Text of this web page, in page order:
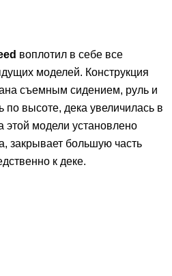
воплотил в себе все
моделей. Конструкция
съемным сидением, руль и
по высоте, дека увеличилась в
модели установлено
закрывает большую часть
к деке.